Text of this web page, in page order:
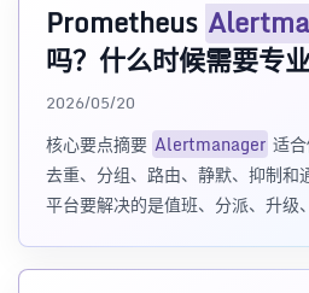
Prometheus
吗？什么时候需要专
2026/05/20
核心要点摘要 Alertmanager 适
去重、分组、路由、静默、抑制
平台要解决的是值班、分派、升级